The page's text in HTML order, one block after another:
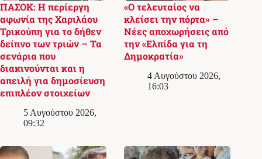
ΠΑΣΟΚ: Η περίεργη
αφωνία της Χαριλάου
Τρικούπη για το δήθεν
δείπνο των τριών – Τα
σενάρια που
διακινούνται και η
απειλή για δημοσίευση
επιπλέον στοιχείων
5 Αυγούστου 2026,
09:32
«Ο τελευταίος να
κλείσει την πόρτα» –
Νέες αποχωρήσεις από
την «Ελπίδα για τη
Δημοκρατία»
4 Αυγούστου 2026,
16:03